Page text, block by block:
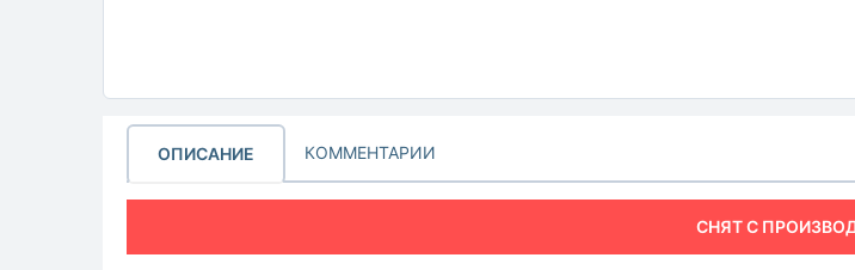
ОПИСАНИЕ КОММЕНТАРИИ
СНЯТ С